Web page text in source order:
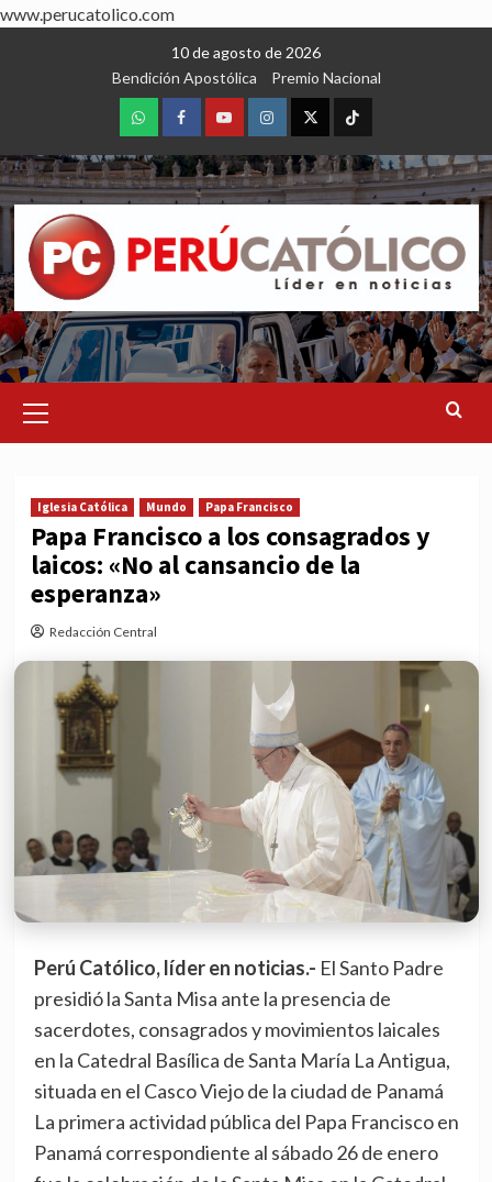
www.perucatolico.com
10 de agosto de 2026
Bendición Apostólica
Premio Nacional
WhatsAppFacebookYoutubeInstagram
X TikTok
Menu
Iglesia Católica Mundo Papa Francisco
Papa Francisco a los consagrados y
laicos: «No al cansancio de la
esperanza»
Redacción Central
Perú Católico, líder en noticias.- El Santo Padre
presidió la Santa Misa ante la presencia de
sacerdotes, consagrados y movimientos laicales
en la Catedral Basílica de Santa María La Antigua,
situada en el Casco Viejo de la ciudad de Panamá
La primera actividad pública del Papa Francisco en
Panamá correspondiente al sábado 26 de enero